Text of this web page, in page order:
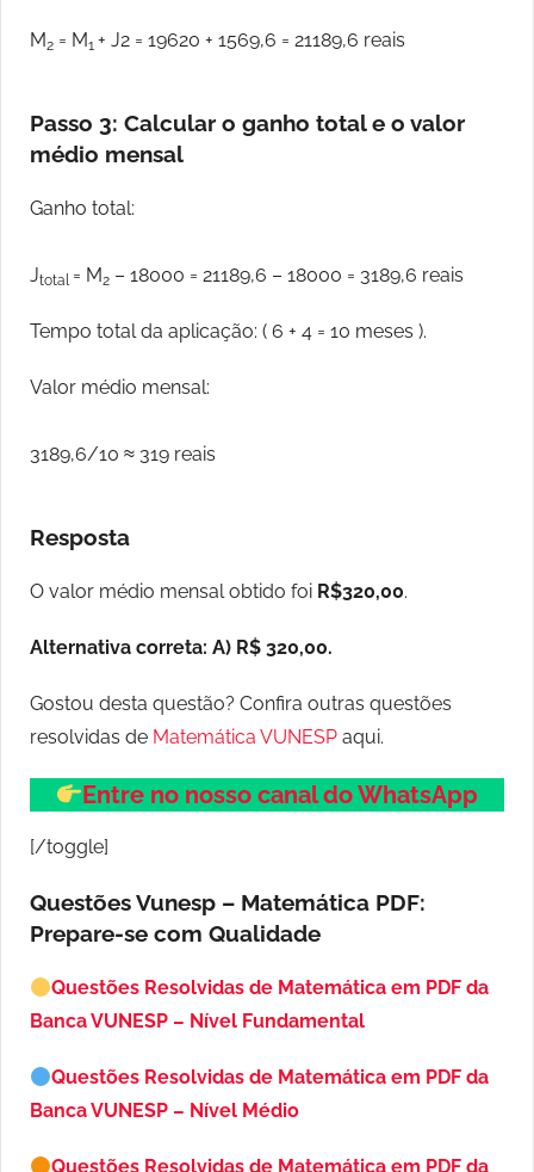
M2 = M1 + J2 = 19620 + 1569,6 = 21189,6 reais
Passo 3: Calcular o ganho total e o valor
médio mensal
Ganho total:
Jtotal = M2 – 18000 = 21189,6 – 18000 = 3189,6 reais
Tempo total da aplicação: ( 6 + 4 = 10 meses ).
Valor médio mensal:
3189,6/10 ≈ 319 reais
Resposta
O valor médio mensal obtido foi R$320,00.
Alternativa correta: A) R$ 320,00.
Gostou desta questão? Confira outras questões
resolvidas de Matemática VUNESP aqui.
Entre no nosso canal do WhatsApp
[/toggle]
Questões Vunesp – Matemática PDF:
Prepare-se com Qualidade
Questões Resolvidas de Matemática em PDF da
Banca VUNESP – Nível Fundamental
Questões Resolvidas de Matemática em PDF da
Banca VUNESP – Nível Médio
Questões Resolvidas de Matemática em PDF da